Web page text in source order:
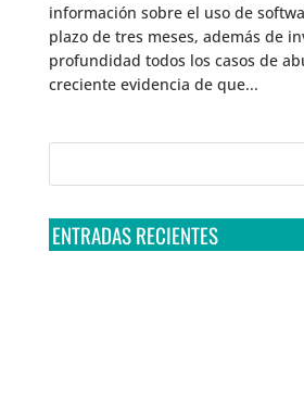
información sobre el uso de
plazo de tres meses, además de
profundidad todos los casos de
creciente evidencia de que...
ENTRADAS RECIENTES